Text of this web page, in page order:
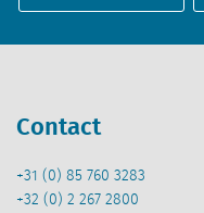
Contact
+31 (0) 85 760 3283
+32 (0) 2 267 2800